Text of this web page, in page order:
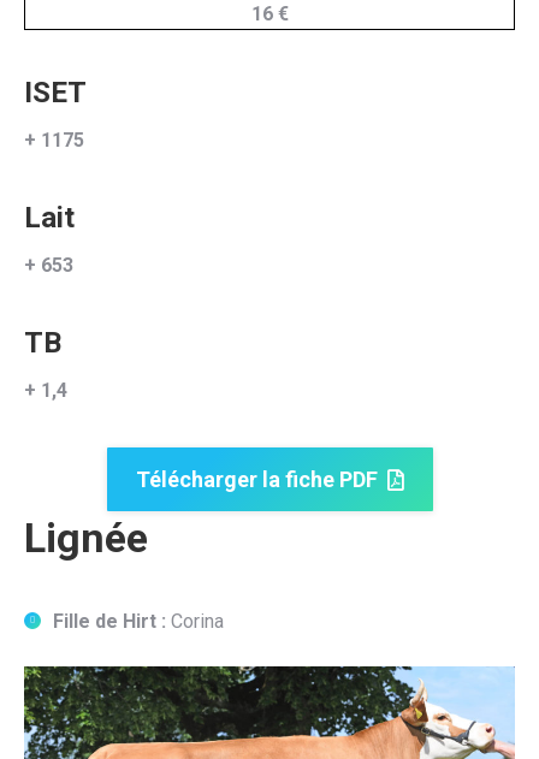
16 €
ISET
+ 1175
Lait
+ 653
TB
+ 1,4
Télécharger la fiche PDF
Lignée
Fille de Hirt : Corina